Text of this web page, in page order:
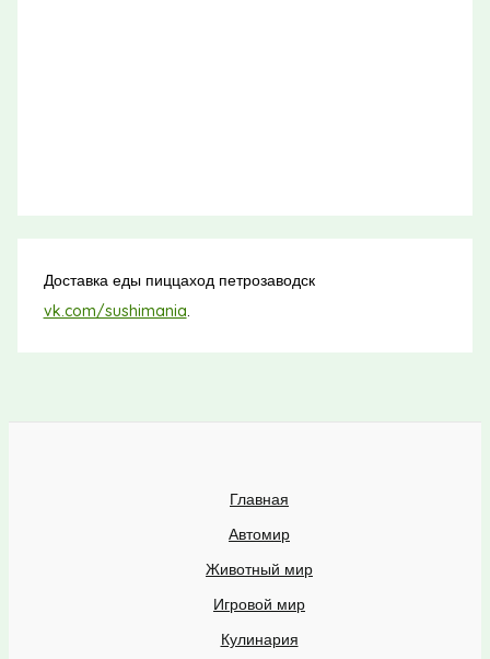
Доставка еды пиццаход петрозаводск
vk.com/sushimania
Главная
Автомир
Животный мир
Игровой мир
Кулинария